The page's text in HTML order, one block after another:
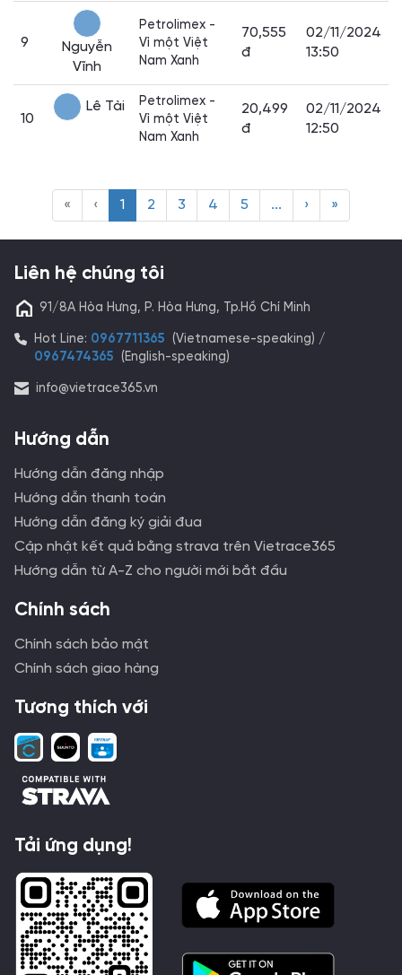
9
Nguyễn
Vĩnh
Petrolimex -
Vì một Việt
Nam Xanh
70,555
đ
02/11/2024
13:50
10
Lê Tài
Petrolimex -
Vì một Việt
Nam Xanh
20,499
đ
02/11/2024
12:50
« ‹ 1 2 3 4 5 ... › »
Liên hệ chúng tôi
91/8A Hòa Hưng, P. Hòa Hưng, Tp.Hồ Chí Minh
Hot Line: 0967711365 (Vietnamese-speaking) /
0967474365 (English-speaking)
info@vietrace365.vn
Hướng dẫn
Hướng dẫn đăng nhập
Hướng dẫn thanh toán
Hướng dẫn đăng ký giải đua
Cập nhật kết quả bằng strava trên Vietrace365
Hướng dẫn từ A-Z cho người mới bắt đầu
Chính sách
Chính sách bảo mật
Chính sách giao hàng
Tương thích với
Tải ứng dụng!